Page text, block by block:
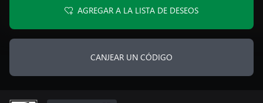
AGREGAR A LA LISTA DE DESEOS
CANJEAR UN CÓDIGO